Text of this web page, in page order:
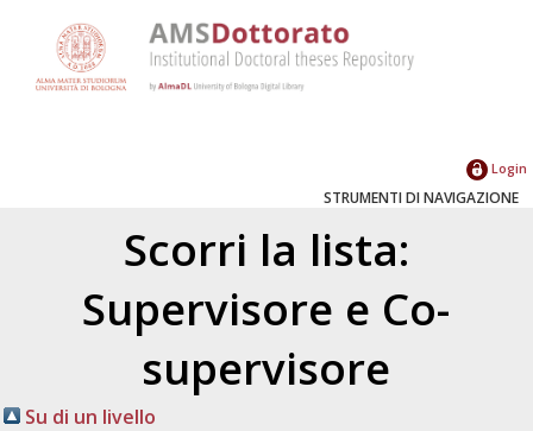
Login
STRUMENTI DI NAVIGAZIONE
Scorri la lista:
Supervisore e Co-
supervisore
Su di un livello